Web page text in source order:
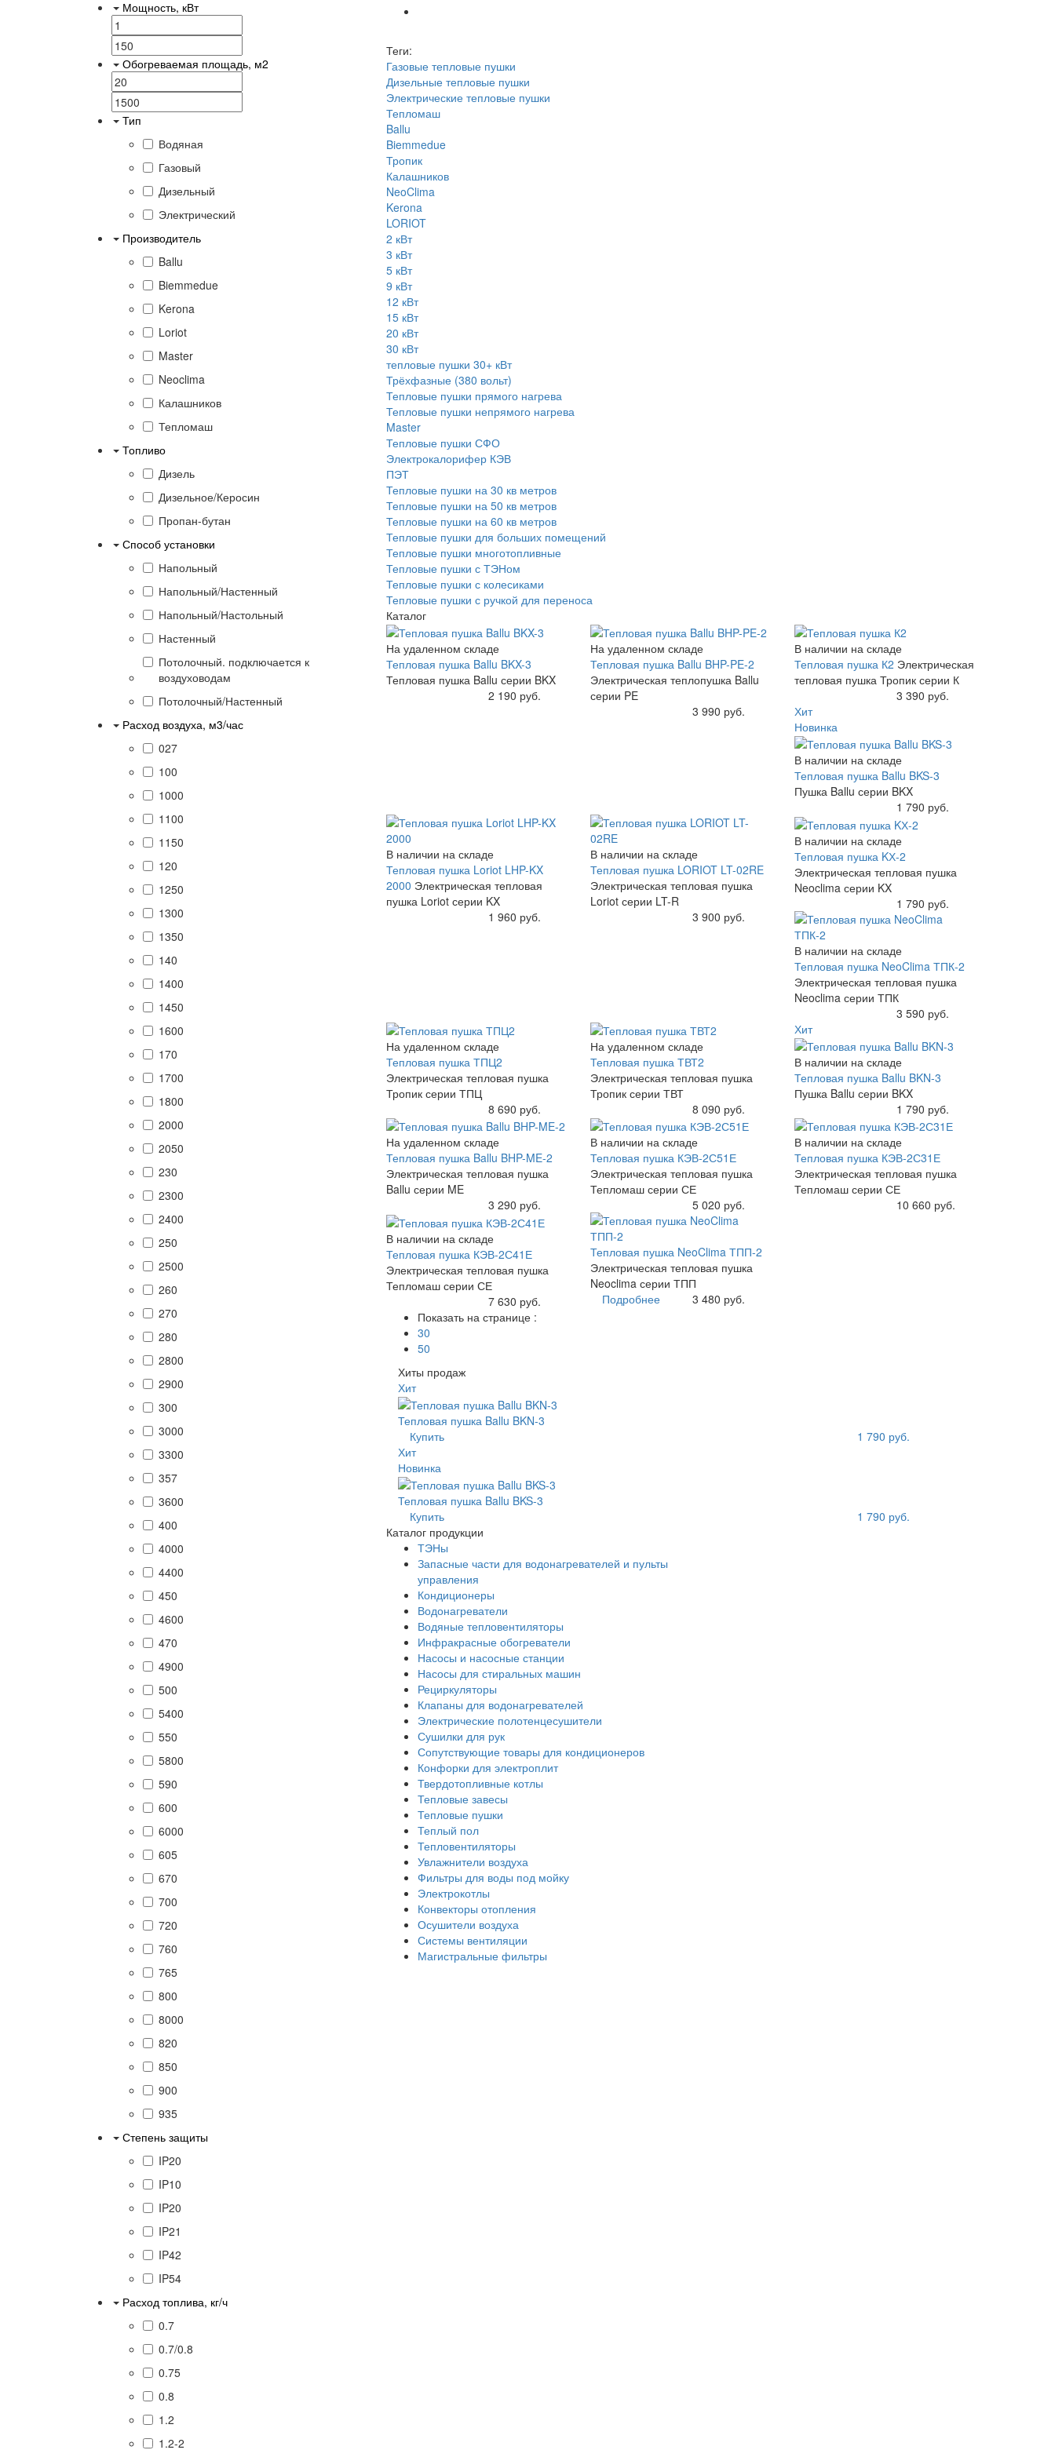
Мощность, кВт
Обогреваемая площадь, м2
Тип
Водяная
Газовый
Дизельный
Электрический
Производитель
Ballu
Biemmedue
Kerona
Loriot
Master
Neoclima
Калашников
Тепломаш
Топливо
Дизель
Дизельное/Керосин
Пропан-бутан
Способ установки
Напольный
Напольный/Настенный
Напольный/Настольный
Настенный
Потолочный. подключается к
воздуховодам
Потолочный/Настенный
Расход воздуха, м3/час
027
100
1000
1100
1150
120
1250
1300
1350
140
1400
1450
1600
170
1700
1800
2000
2050
230
2300
2400
250
2500
260
270
280
2800
2900
300
3000
3300
357
3600
400
4000
4400
450
4600
470
4900
500
5400
550
5800
590
600
6000
605
670
700
720
760
765
800
8000
820
850
900
935
Степень защиты
IP20
IP10
IP20
IP21
IP42
IP54
Расход топлива, кг/ч
0.7
0.7/0.8
0.75
0.8
1.2
1.2-2
Теги:
Газовые тепловые пушки
Дизельные тепловые пушки
Электрические тепловые пушки
Тепломаш
Ballu
Biemmedue
Тропик
Калашников
NeoClima
Kerona
LORIOT
2 кВт
3 кВт
5 кВт
9 кВт
12 кВт
15 кВт
20 кВт
30 кВт
тепловые пушки 30+ кВт
Трёхфазные (380 вольт)
Тепловые пушки прямого нагрева
Тепловые пушки непрямого нагрева
Master
Тепловые пушки СФО
Электрокалорифер КЭВ
ПЭТ
Тепловые пушки на 30 кв метров
Тепловые пушки на 50 кв метров
Тепловые пушки на 60 кв метров
Тепловые пушки для больших помещений
Тепловые пушки многотопливные
Тепловые пушки с ТЭНом
Тепловые пушки с колесиками
Тепловые пушки с ручкой для переноса
Каталог
На удаленном складе
Тепловая пушка Ballu BKX-3
Тепловая пушка Ballu серии BKX
2 190 руб.
На удаленном складе
Тепловая пушка Ballu BHP-PE-2
Электрическая теплопушка Ballu
серии PE
3 990 руб.
В наличии на складе
Тепловая пушка К2 Электрическая
тепловая пушка Тропик серии К
3 390 руб.
Хит
Новинка
В наличии на складе
Тепловая пушка Ballu BKS-3
Пушка Ballu серии BKX
1 790 руб.
В наличии на складе
Тепловая пушка Loriot LHP-KX
2000 Электрическая тепловая
пушка Loriot серии KX
1 960 руб.
В наличии на складе
Тепловая пушка LORIOT LT-02RE
Электрическая тепловая пушка
Loriot серии LT-R
3 900 руб.
В наличии на складе
Тепловая пушка KХ-2
Электрическая тепловая пушка
Neoclima серии KX
1 790 руб.
В наличии на складе
Тепловая пушка NeoClima ТПК-2
Электрическая тепловая пушка
Neoclima серии ТПК
3 590 руб.
На удаленном складе
Тепловая пушка ТПЦ2
Электрическая тепловая пушка
Тропик серии ТПЦ
8 690 руб.
На удаленном складе
Тепловая пушка ТВТ2
Электрическая тепловая пушка
Тропик серии ТВТ
8 090 руб.
Хит
В наличии на складе
Тепловая пушка Ballu BKN-3
Пушка Ballu серии BKX
1 790 руб.
На удаленном складе
Тепловая пушка Ballu BHP-ME-2
Электрическая тепловая пушка
Ballu серии ME
3 290 руб.
В наличии на складе
Тепловая пушка КЭВ-2С51Е
Электрическая тепловая пушка
Тепломаш серии СЕ
5 020 руб.
В наличии на складе
Тепловая пушка КЭВ-2С31Е
Электрическая тепловая пушка
Тепломаш серии СЕ
10 660 руб.
В наличии на складе
Тепловая пушка КЭВ-2С41Е
Электрическая тепловая пушка
Тепломаш серии СЕ
7 630 руб.
Тепловая пушка NeoClima ТПП-2
Электрическая тепловая пушка
Neoclima серии ТПП
Подробнее
3 480 руб.
Показать на странице :
30
50
Хиты продаж
Хит
Тепловая пушка Ballu BKN-3
Купить
1 790 руб.
Хит
Новинка
Тепловая пушка Ballu BKS-3
Купить
1 790 руб.
Каталог продукции
ТЭНы
Запасные части для водонагревателей и пульты
управления
Кондиционеры
Водонагреватели
Водяные тепловентиляторы
Инфракрасные обогреватели
Насосы и насосные станции
Насосы для стиральных машин
Рециркуляторы
Клапаны для водонагревателей
Электрические полотенцесушители
Сушилки для рук
Сопутствующие товары для кондиционеров
Конфорки для электроплит
Твердотопливные котлы
Тепловые завесы
Тепловые пушки
Теплый пол
Тепловентиляторы
Увлажнители воздуха
Фильтры для воды под мойку
Электрокотлы
Конвекторы отопления
Осушители воздуха
Системы вентиляции
Магистральные фильтры